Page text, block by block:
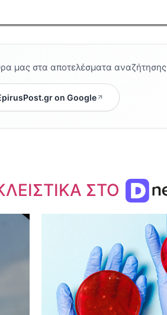
μας στα αποτελέσματα αναζήτησης
on Google
ΣΤΟ